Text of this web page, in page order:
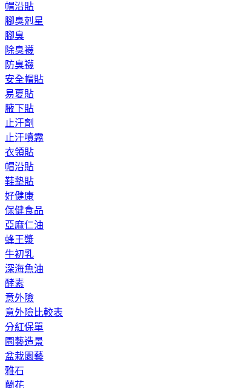
帽沿貼
腳臭剋星
腳臭
除臭襪
防臭襪
安全帽貼
易夏貼
腋下貼
止汗劑
止汗噴霧
衣領貼
帽沿貼
鞋墊貼
好健康
保健食品
亞麻仁油
蜂王漿
牛初乳
深海魚油
酵素
意外險
意外險比較表
分紅保單
園藝造景
盆栽園藝
雅石
蘭花